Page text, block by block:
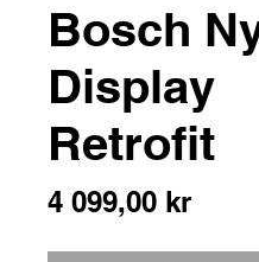
Bosch
Display
Retrofit
4 099,00 krPris